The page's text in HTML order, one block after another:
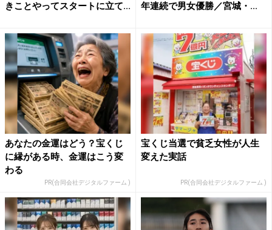
きことやってスタートに立て...
年連続で男女優勝／宮城・...
あなたの金運はどう？宝くじ
に縁がある時、金運はこう変
わる
PR(合同会社デジタルファーム )
宝くじ当選で貧乏女性が人生
変えた実話
PR(合同会社デジタルファーム )